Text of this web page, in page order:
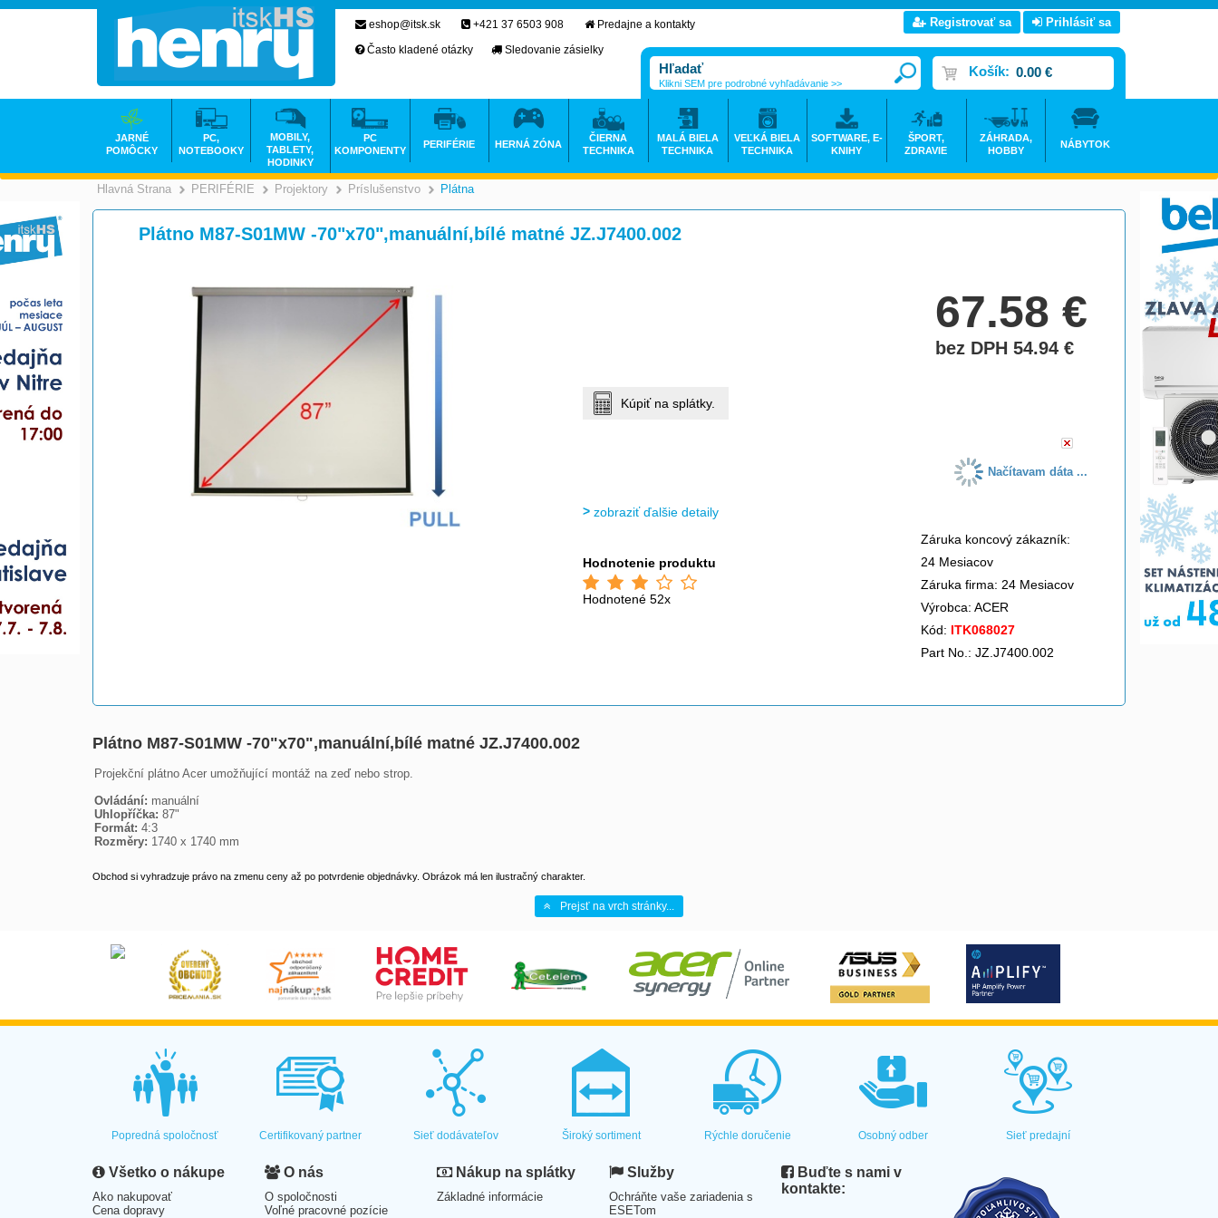
Hlavná Strana >
PERIFÉRIE >
Projektory >
Príslušenstvo >
Plátna
Plátno M87-S01MW -70"x70",manuální,bílé matné JZ.J7400.002
67.58€
bez DPH 54.94€
Kúpiť na splátky.
Načítavam dáta ...
zobraziť ďalšie detaily
Hodnotenie produktu
Hodnotené 52x
Záruka koncový zákazník:
24 Mesiacov
Záruka firma: 24 Mesiacov
Výrobca: ACER
Kód: ITK068027
Part No.: JZ.J7400.002
Plátno M87-S01MW -70"x70",manuální,bílé matné JZ.J7400.002
Projekční plátno Acer umožňující montáž na zeď nebo strop.
Ovládání:
Uhlopříčka:
Formát:
Rozměry: 1740 x 1740 mm
Obchod si vyhradzuje právo na zmenu ceny až po potvrdenie objednávky. Obrázok má len ilustračný charakter.
Prejsť na vrch stránky...
eshop@itsk.sk +421 37 6503 908
Predajne a kontakty
Často kladené otázky
Sledovanie zásielky
Registrovať sa Prihlásiť sa
Košík: 0.00 €
Klikni SEM pre podrobné vyhľadávanie >>
JARNÉ
POMÔCKY
PC,
NOTEBOOKY
MOBILY,
TABLETY,
HODINKY
PC
KOMPONENTY
PERIFÉRIE HERNÁ ZÓNA
ČIERNA
TECHNIKA
MALÁ BIELA
TECHNIKA
VEĽKÁ BIELA
TECHNIKA
SOFTWARE, E-
KNIHY
ŠPORT,
ZDRAVIE
ZÁHRADA,
HOBBY
NÁBYTOK
Popredná spoločnosť Certifikovaný partner Sieť dodávateľov Široký sortiment Rýchle doručenie Osobný odber Sieť predajní
Všetko o nákupe
Ako nakupovať
Cena dopravy
O nás
O spoločnosti
Voľné pracovné pozície
Nákup na splátky
Základné informácie
Služby
Ochráňte vaše zariadenia s
ESETom
Buďte s nami v
kontakte: